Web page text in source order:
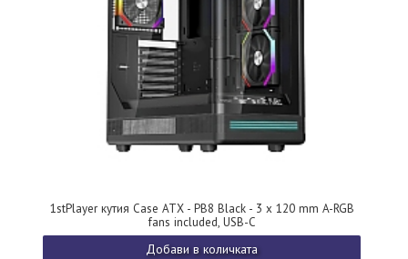
1stPlayer кутия Case ATX - PB8 Black - 3 x 120 mm A-RGB
fans included, USB-C
Добави в количката